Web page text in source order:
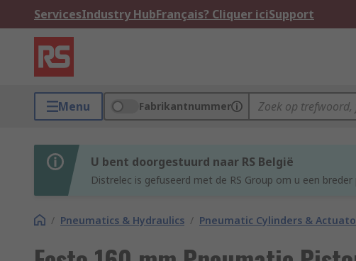
ServicesIndustry HubFrançais? Cliquer iciSupport
Menu Fabrikantnummer
U bent doorgestuurd naar RS België
Distrelec is gefuseerd met de RS Group om u een
/ Pneumatics & Hydraulics / Pneumatic Cylinders &